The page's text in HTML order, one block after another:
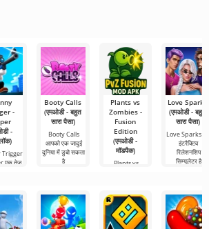
-
-
Trigger
एक तेज़
Booty Calls
(एमओडी - बहुत
सारा पैसा)
Booty Calls
आपको एक जादुई
दुनिया में डुबो सकता
है
Plants vs
Zombies -
Fusion
Edition
(एमओडी -
मॉडपैक)
Plants vs
Love Sparks
(एमओडी - बहुत
सारा पैसा)
Love Sparks
इंटरैक्टिव
रिलेशनशिप
सिम्युलेटर है